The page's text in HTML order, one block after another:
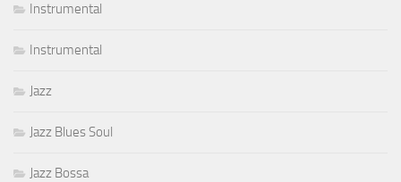
Instrumental
Instrumental
Jazz
Jazz Blues Soul
Jazz Bossa